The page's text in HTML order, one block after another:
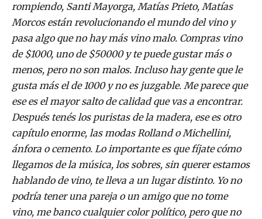
rompiendo, Santi Mayorga, Matías Prieto, Matías
Morcos están revolucionando el mundo del vino y
pasa algo que no hay más vino malo. Compras vino
de $1000, uno de $50000 y te puede gustar más o
menos, pero no son malos. Incluso hay gente que le
gusta más el de 1000 y no es juzgable. Me parece que
ese es el mayor salto de calidad que vas a encontrar.
Después tenés los puristas de la madera, ese es otro
capítulo enorme, las modas Rolland o Michellini,
ánfora o cemento. Lo importante es que fíjate cómo
llegamos de la música, los sobres, sin querer estamos
hablando de vino, te lleva a un lugar distinto. Yo no
podría tener una pareja o un amigo que no tome
vino, me banco cualquier color político, pero que no